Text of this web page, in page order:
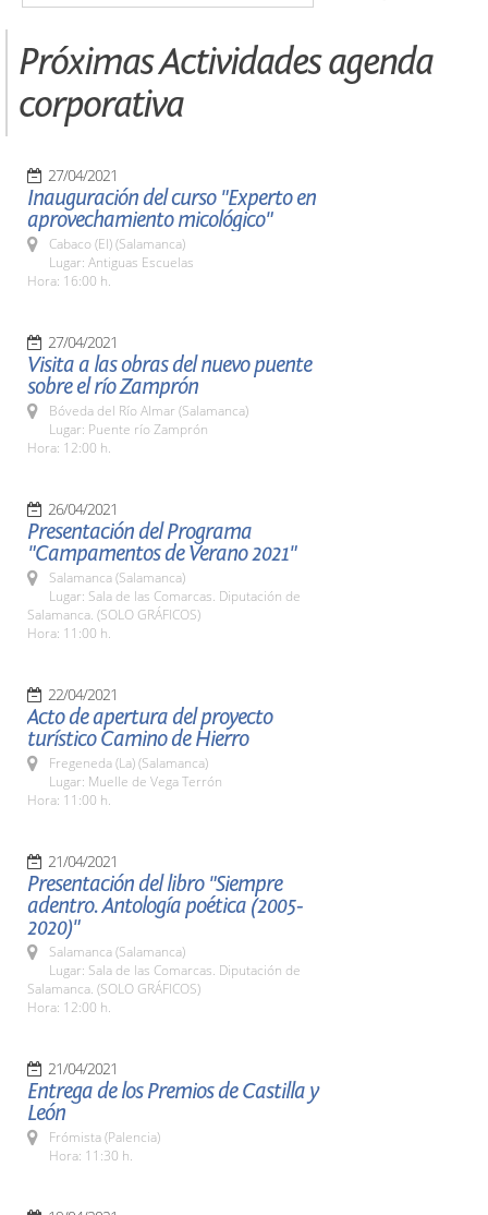
Próximas Actividades agenda
corporativa
27/04/2021
Inauguración del curso "Experto en
aprovechamiento micológico"
Cabaco (El) (Salamanca)
Lugar: Antiguas Escuelas
Hora: 16:00 h.
27/04/2021
Visita a las obras del nuevo puente
sobre el río Zamprón
Bóveda del Río Almar (Salamanca)
Lugar: Puente río Zamprón
Hora: 12:00 h.
26/04/2021
Presentación del Programa
"Campamentos de Verano 2021"
Salamanca (Salamanca)
Lugar: Sala de las Comarcas. Diputación de
Salamanca. (SOLO GRÁFICOS)
Hora: 11:00 h.
22/04/2021
Acto de apertura del proyecto
turístico Camino de Hierro
Fregeneda (La) (Salamanca)
Lugar: Muelle de Vega Terrón
Hora: 11:00 h.
21/04/2021
Presentación del libro "Siempre
adentro. Antología poética (2005-
2020)"
Salamanca (Salamanca)
Lugar: Sala de las Comarcas. Diputación de
Salamanca. (SOLO GRÁFICOS)
Hora: 12:00 h.
21/04/2021
Entrega de los Premios de Castilla y
León
Frómista (Palencia)
Hora: 11:30 h.